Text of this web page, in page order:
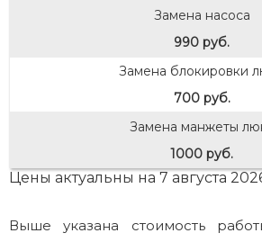
Замена насоса
990 руб.
Замена блокировки
700 руб.
Замена манжеты
1000 руб.
Цены актуальны на 7 августа
Выше указана стоимость